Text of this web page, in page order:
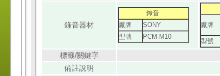
錄音器材
錄音:
廠牌
SONY
型號
PCM-M10
廠牌
型號
標籤/關鍵字
備註說明